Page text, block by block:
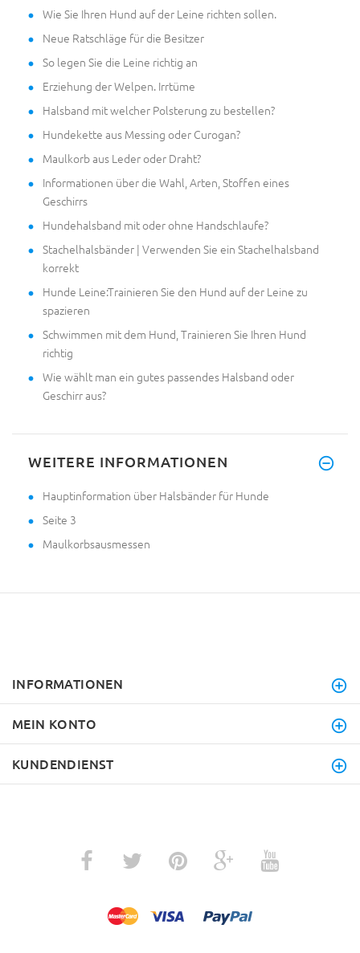
Wie Sie Ihren Hund auf der Leine richten sollen.
Neue Ratschläge für die Besitzer
So legen Sie die Leine richtig an
Erziehung der Welpen. Irrtüme
Halsband mit welcher Polsterung zu bestellen?
Hundekette aus Messing oder Curogan?
Maulkorb aus Leder oder Draht?
Informationen über die Wahl, Arten, Stoffen eines
Geschirrs
Hundehalsband mit oder ohne Handschlaufe?
Stachelhalsbänder | Verwenden Sie ein Stachelhalsband
korrekt
Hunde Leine:Trainieren Sie den Hund auf der Leine zu
spazieren
Schwimmen mit dem Hund, Trainieren Sie Ihren Hund
richtig
Wie wählt man ein gutes passendes Halsband oder
Geschirr aus?
WEITERE INFORMATIONEN
Hauptinformation über Halsbänder für Hunde
Seite 3
Maulkorbsausmessen
INFORMATIONEN
MEIN KONTO
KUNDENDIENST